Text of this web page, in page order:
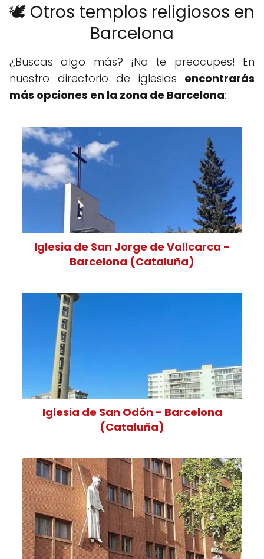
🕊️ Otros templos religiosos en
Barcelona
¿Buscas algo más? ¡No te preocupes! En
nuestro directorio de iglesias encontrarás
más opciones en la zona de Barcelona:
Iglesia de San Jorge de Vallcarca -
Barcelona (Cataluña)
Iglesia de San Odón - Barcelona
(Cataluña)